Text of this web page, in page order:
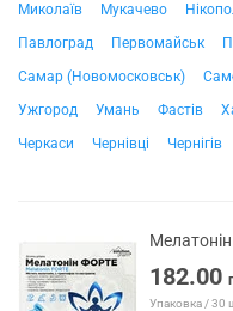
Миколаїв
Мукачево
Павлоград
Первомайськ
Самар (Новомосковськ)
Ужгород
Умань Фастів
Черкаси
Чернівці Чернігів
182.00
Упаковка / 30